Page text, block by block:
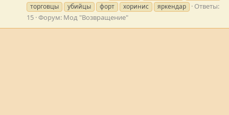
торговцы
убийцы форт хоринис яркендар
Ответы:
15 Форум: Мод "Возвращение"